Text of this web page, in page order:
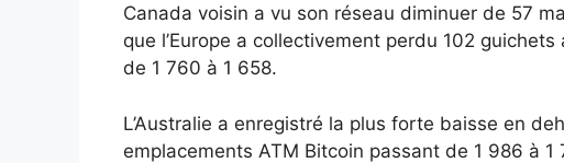
Canada voisin a vu son réseau diminuer de 57
que l’Europe a collectivement perdu 102
de 1 760 à 1 658.
L’Australie a enregistré la plus forte baisse en
emplacements ATM Bitcoin passant de 1 986 à